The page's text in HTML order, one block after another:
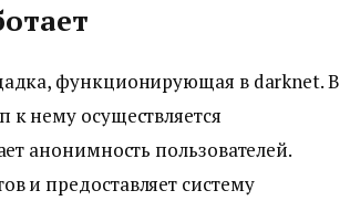
функционирующая в darknet. В
к нему осуществляется
анонимность пользователей.
и предоставляет систему